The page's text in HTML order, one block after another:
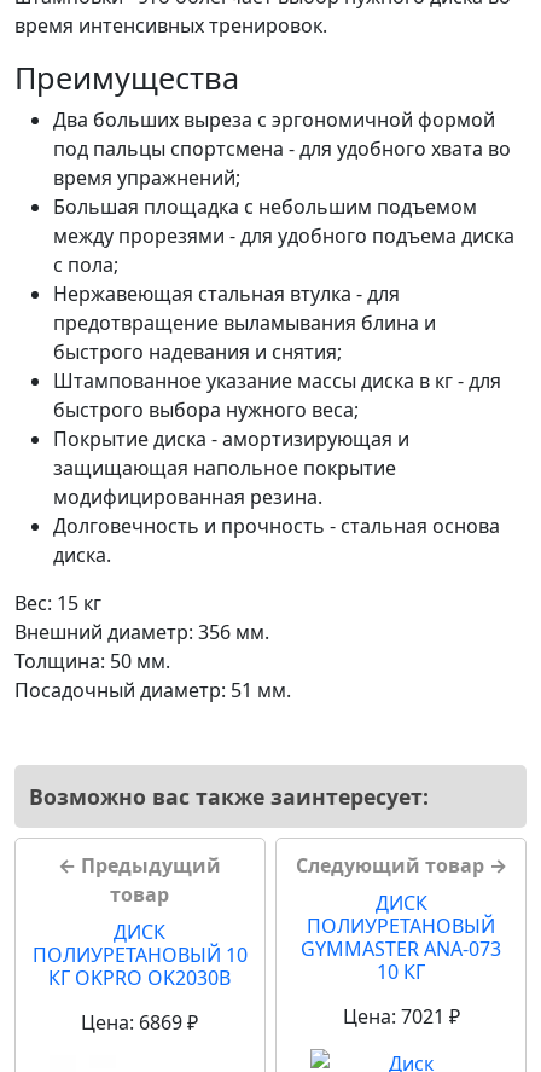
время интенсивных тренировок.
Преимущества
Два больших выреза с эргономичной формой
под пальцы спортсмена - для удобного хвата во
время упражнений;
Большая площадка с небольшим подъемом
между прорезями - для удобного подъема диска
с пола;
Нержавеющая стальная втулка - для
предотвращение выламывания блина и
быстрого надевания и снятия;
Штампованное указание массы диска в кг - для
быстрого выбора нужного веса;
Покрытие диска - амортизирующая и
защищающая напольное покрытие
модифицированная резина.
Долговечность и прочность - стальная основа
диска.
Вес: 15 кг
Внешний диаметр: 356 мм.
Толщина: 50 мм.
Посадочный диаметр: 51 мм.
Возможно вас также заинтересует:
← Предыдущий
товар
ДИСК
ПОЛИУРЕТАНОВЫЙ 10
КГ OKPRO OK2030B
Цена: 6869 ₽
Следующий товар →
ДИСК
ПОЛИУРЕТАНОВЫЙ
GYMMASTER ANA-073
10 КГ
Цена: 7021 ₽